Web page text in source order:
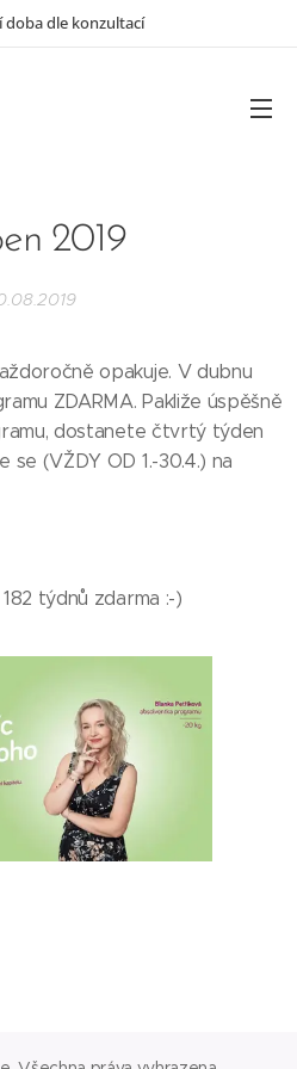
doba dle konzultací
2019
opakuje. V dubnu
ZDARMA. Pakliže úspěšně
dostanete čtvrtý týden
se (VŽDY OD 1.-30.4.) na
týdnů zdarma :-)